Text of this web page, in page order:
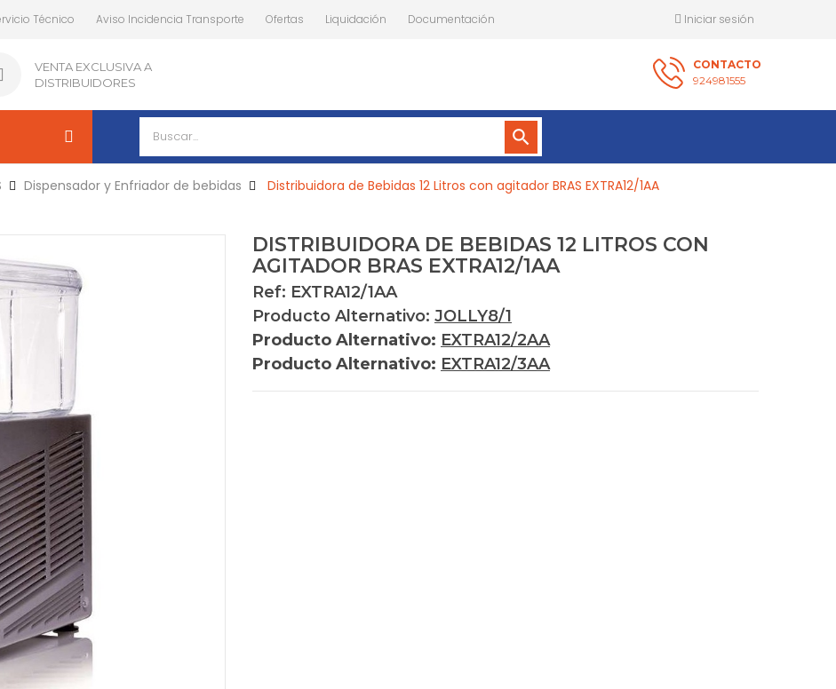
Técnico Aviso Incidencia Transporte Ofertas Liquidación Documentación Iniciar sesión
VENTA EXCLUSIVA A
DISTRIBUIDORES
CONTACTO
924981555
search
Dispensador y Enfriador de bebidas Distribuidora de Bebidas 12 Litros con agitador BRAS EXTRA12/1AA
DISTRIBUIDORA DE BEBIDAS 12 LITROS CON
AGITADOR BRAS EXTRA12/1AA
Ref: EXTRA12/1AA
Producto Alternativo: JOLLY8/1
Producto Alternativo: EXTRA12/2AA
Producto Alternativo: EXTRA12/3AA